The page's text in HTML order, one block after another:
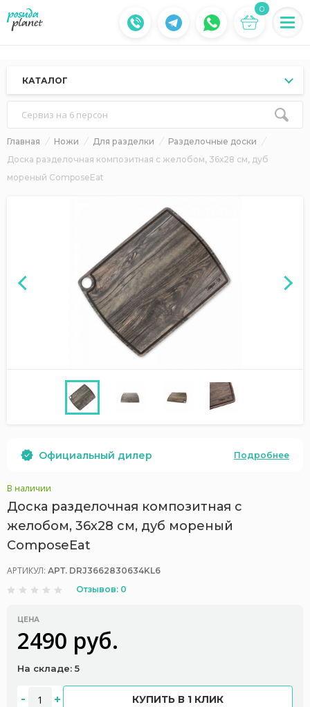
0
КАТАЛОГ
Сервиз на 6 персон
Главная Ножи Для разделки
Разделочные доски
Доска разделочная композитная c желобом, 36х28 см, дуб
мореный ComposeEat
Официальный дилер Подробнее
В наличии
Доска разделочная композитная c
желобом, 36х28 см, дуб мореный
ComposeEat
АРТИКУЛ: АРТ. DRJ3662830634KL6
Отзывов: 0
ЦЕНА
2490 руб.
На складе: 5
КУПИТЬ В 1 КЛИК